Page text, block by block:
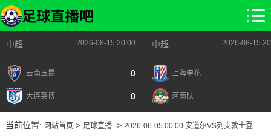
中超 2026-08-15 20:00
云南玉昆 0
大连英博 0
中超 2026-08-15
上海申花
河南队
当前位置: 网站首页> 足球直播> 2026-06-05 00:00 安道尔VS列支敦士登